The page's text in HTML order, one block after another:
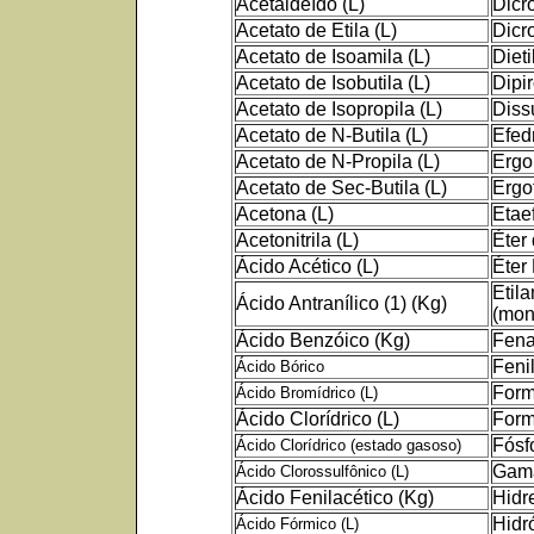
Acetato de Etila (L)
Acetato de Isoamila (L)
Acetato de Isobutila (L)
Acetato de Isopropila (L)
Acetato de N-Butila (L)
Acetato de N-Propila (L)
Acetato de Sec-Butila (L)
Acetona (L)
Acetonitrila (L)
Éter
Ácido Acético (L)
Éter
Ácido Antranílico (1) (Kg)
Ácido Benzóico (Kg)
Ácido Bórico
Ácido Bromídrico (L)
Ácido Clorídrico (L)
Ácido Clorídrico (estado gasoso)
Ácido Clorossulfônico (L)
Ácido Fenilacético (Kg)
Ácido Fórmico (L)